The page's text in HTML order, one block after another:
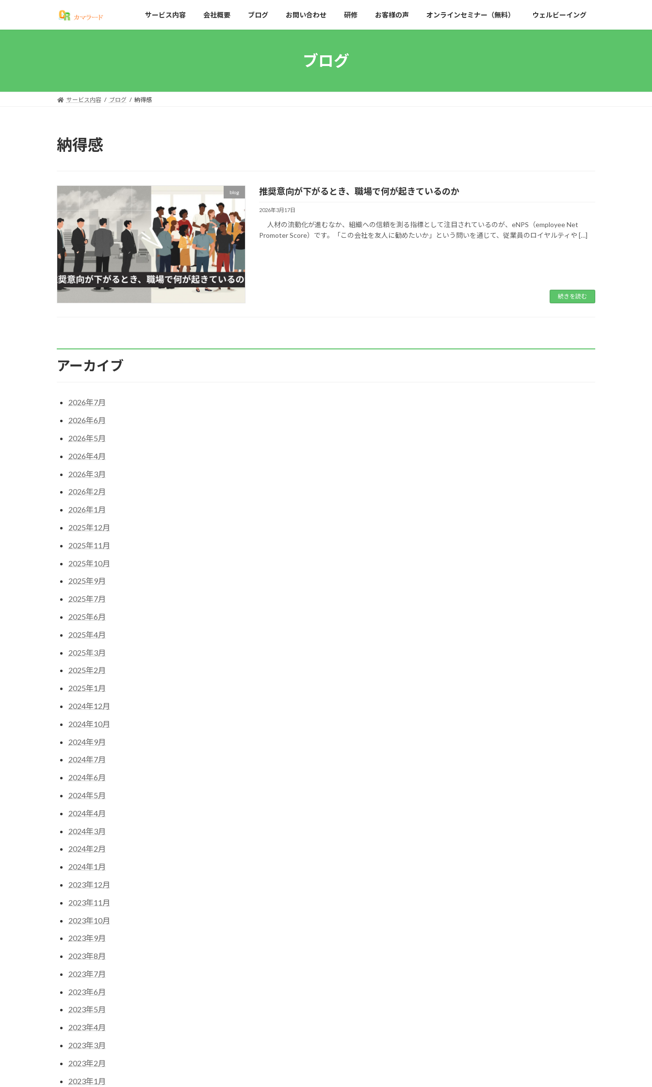
テ
ゲ
サービス内容 会社概要 ブログ お問い合わせ 研修 お客様の声 オンラインセミナー（無料） ウェルビーイング
ブログ
サービス内容 ブログ 納得感
納得感
blog 推奨意向が下がるとき、職場で何が起きているのか
2026年3月17日
人材の流動化が進むなか、組織への信頼を測る指標として注目されているのが、eNPS（employee Net
Promoter Score）です。「この会社を友人に勧めたいか」という問いを通じて、従業員のロイヤルティや […]
続きを読む
アーカイブ
2026年7月
2026年6月
2026年5月
2026年4月
2026年3月
2026年2月
2026年1月
2025年12月
2025年11月
2025年10月
2025年9月
2025年7月
2025年6月
2025年4月
2025年3月
2025年2月
2025年1月
2024年12月
2024年10月
2024年9月
2024年7月
2024年6月
2024年5月
2024年4月
2024年3月
2024年2月
2024年1月
2023年12月
2023年11月
2023年10月
2023年9月
2023年8月
2023年7月
2023年6月
2023年5月
2023年4月
2023年3月
2023年2月
2023年1月